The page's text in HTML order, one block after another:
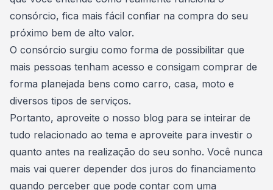
consórcio, fica mais fácil confiar na compra do seu
próximo bem de alto valor.
O consórcio surgiu como forma de possibilitar que
mais pessoas tenham acesso e consigam comprar de
forma planejada bens como carro, casa, moto e
diversos tipos de serviços.
Portanto, aproveite o nosso blog para se inteirar de
tudo relacionado ao tema e aproveite para investir o
quanto antes na realização do seu sonho. Você nunca
mais vai querer depender dos juros do financiamento
quando perceber que pode contar com uma